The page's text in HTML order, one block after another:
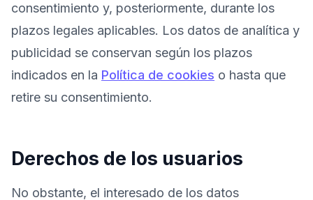
consentimiento y, posteriormente, durante los
plazos legales aplicables. Los datos de analítica y
publicidad se conservan según los plazos
indicados en la Política de cookies o hasta que
retire su consentimiento.
Derechos de los usuarios
No obstante, el interesado de los datos